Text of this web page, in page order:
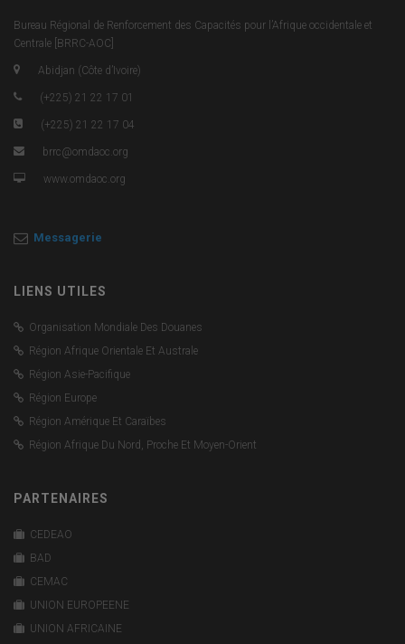
Bureau Régional de Renforcement des Capacités pour l’Afrique occidentale et
Centrale [BRRC-AOC]
Abidjan (Côte d’Ivoire)
(+225) 21 22 17 01
(+225) 21 22 17 04
brrc@omdaoc.org
www.omdaoc.org
Messagerie
LIENS UTILES
Organisation Mondiale Des Douanes
Région Afrique Orientale Et Australe
Région Asie-Pacifique
Région Europe
Région Amérique Et Caraïbes
Région Afrique Du Nord, Proche Et Moyen-Orient
PARTENAIRES
CEDEAO
BAD
CEMAC
UNION EUROPEENE
UNION AFRICAINE